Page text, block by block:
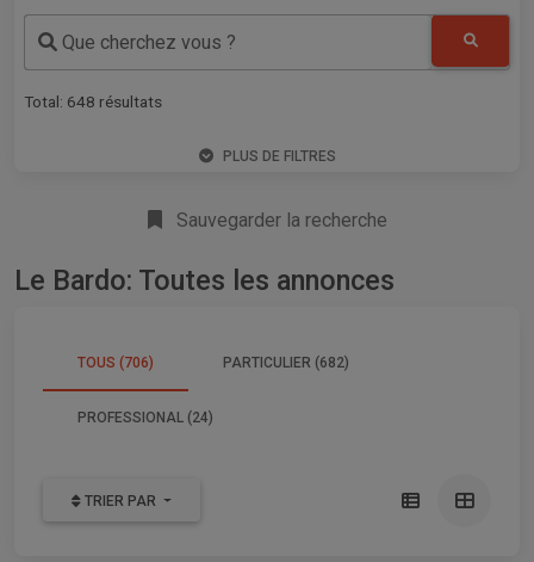
Que cherchez vous ?
Total: 648 résultats
PLUS DE FILTRES
Sauvegarder la recherche
Le Bardo: Toutes les annonces
TOUS (706) PARTICULIER (682)
PROFESSIONAL (24)
TRIER PAR